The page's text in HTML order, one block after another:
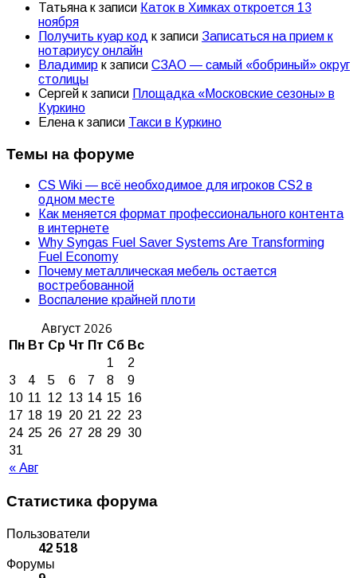
Татьяна к записи Каток в Химках откроется 13
ноября
Получить куар код к записи Записаться на прием к
нотариусу онлайн
Владимир к записи СЗАО — самый «бобриный» округ
столицы
Сергей к записи Площадка «Московские сезоны» в
Куркино
Елена к записи Такси в Куркино
Темы на форуме
CS Wiki — всё необходимое для игроков CS2 в
одном месте
Как меняется формат профессионального контента
в интернете
Why Syngas Fuel Saver Systems Are Transforming
Fuel Economy
Почему металлическая мебель остается
востребованной
Воспаление крайней плоти
Август 2026
Пн Вт Ср Чт Пт Сб Вс
« Авг
1
2
3
4 5 6 7 8
9
10 11 12 13 14 15 16
17 18 19 20 21 22 23
24 25 26 27 28 29 30
31
Статистика форума
Пользователи
42 518
Форумы